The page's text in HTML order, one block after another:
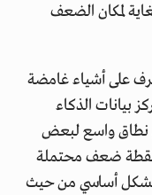
لمكان الضعف
على أشياء غامضة
بيانات الذكاء
نطاق واسع لبعض
نقطة ضعف محتملة
بشكل أساسي من حيث